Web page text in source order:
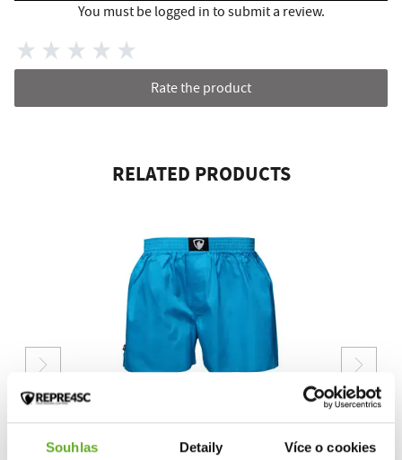
Souhlas Detaily Více o cookies
You must be logged in to submit a review.
Rate the product
RELATED PRODUCTS